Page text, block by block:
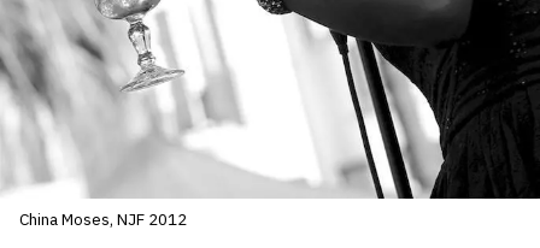
À PROPOS
L'ÉQUIPE OAM
À PROPOS D'OAM
China Moses, NJF 2012